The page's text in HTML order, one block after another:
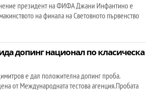
президент на ФИФА Джани Инфантино е
на финала на Световното първенство
допинг национал по класическа
е дал положителна допинг проба.
от Международната тестова агенция.Пробата